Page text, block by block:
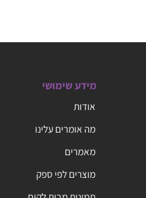
מידע שימושי
אודות
מה אומרים עלינו
מאמרים
מוצרים לפי ספק